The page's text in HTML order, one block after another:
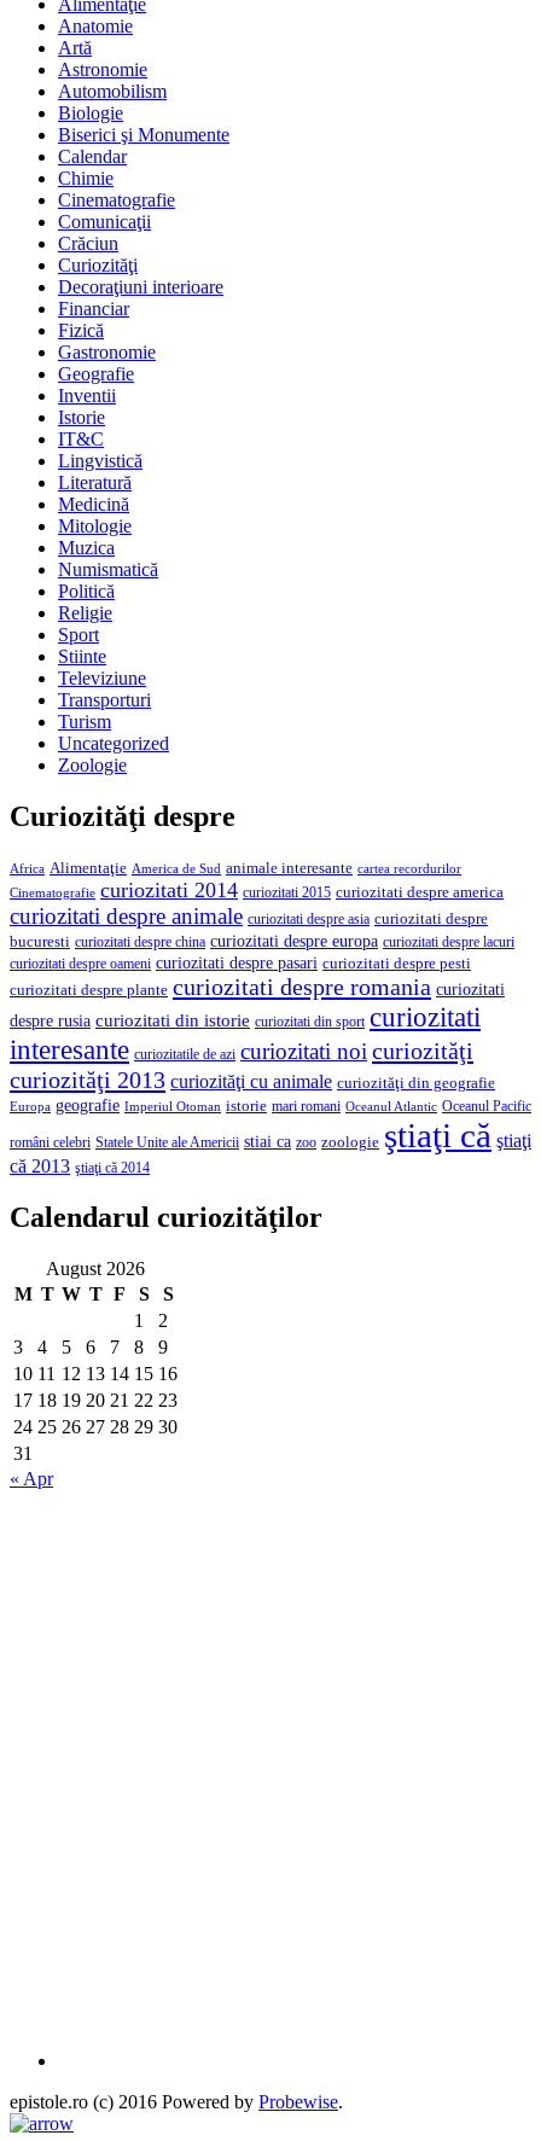
Anatomie
Artă
Astronomie
Automobilism
Biologie
Biserici şi Monumente
Calendar
Chimie
Cinematografie
Comunicaţii
Crăciun
Curiozităţi
Decoraţiuni interioare
Financiar
Fizică
Gastronomie
Geografie
Inventii
Istorie
IT&C
Lingvistică
Literatură
Medicină
Mitologie
Muzica
Numismatică
Politică
Religie
Sport
Stiinte
Televiziune
Transporturi
Turism
Uncategorized
Zoologie
Curiozităţi despre
Africa Alimentaţie America de Sud animale interesante cartea recordurilor
Cinematografie curiozitati 2014 curiozitati 2015 curiozitati despre america
curiozitati despre animale curiozitati despre asia curiozitati despre
bucuresti curiozitati despre china curiozitati despre europa curiozitati despre lacuri
curiozitati despre oameni curiozitati despre pasari curiozitati despre pesti
curiozitati despre plante curiozitati despre romania curiozitati
despre rusia curiozitati din istorie curiozitati din sport curiozitati
interesante curiozitatile de azi curiozitati noicuriozităţi
curiozităţi 2013 curiozităţi cu animale curiozităţi din geografie
Europa geografie Imperiul Otoman istorie mari romani Oceanul Atlantic Oceanul Pacific
români celebri Statele Unite ale Americii stiai ca zoo zoologie ştiaţi că ştiaţi
că 2013 ştiaţi că 2014
Calendarul curiozităţilor
August 2026
M T W T F S
S
1
2
3
4 5 6 7 8
9
10 11 12 13 14 15 16
17 18 19 20 21 22 23
24 25 26 27 28 29 30
31
« Apr
epistole.ro (c) 2016 Powered by Probewise.